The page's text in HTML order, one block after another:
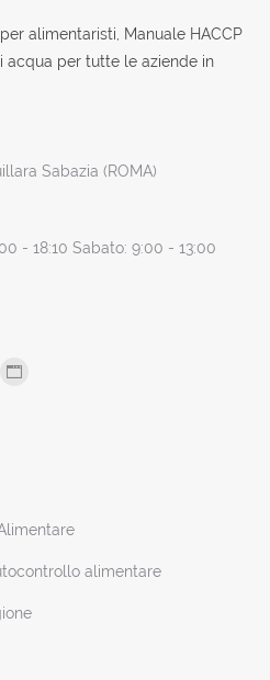
alimentaristi, Manuale HACCP
acqua per tutte le aziende in
Sabazia (ROMA)
- 18:10 Sabato: 9:00 - 13:00
Sito
new
alimentare